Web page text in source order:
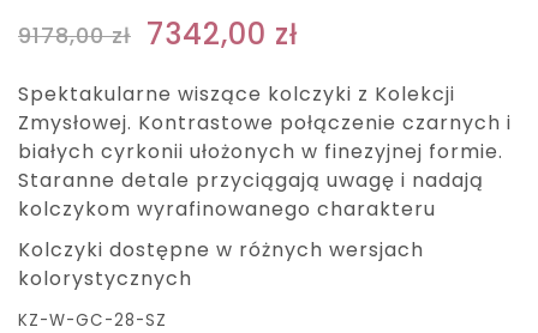
9178,00zł 7342,00 zł
Spektakularne wiszące kolczyki z Kolekcji
Zmysłowej. Kontrastowe połączenie czarnych i
białych cyrkonii ułożonych w finezyjnej formie.
Staranne detale przyciągają uwagę i nadają
kolczykom wyrafinowanego charakteru
Kolczyki dostępne w różnych wersjach
kolorystycznych
KZ-W-GC-28-SZ